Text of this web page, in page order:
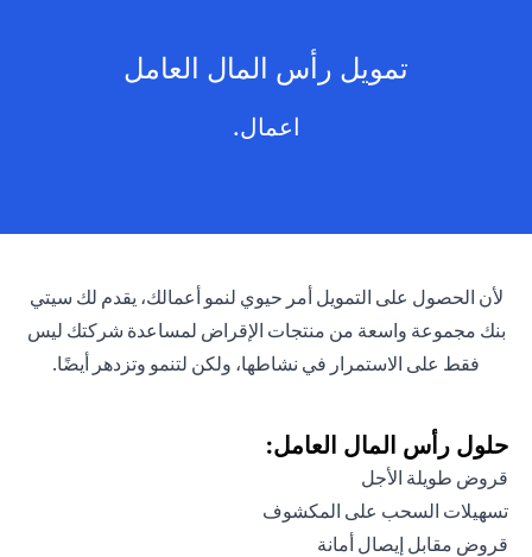
تمويل رأس المال العامل
اعمال.
لأن الحصول على التمويل أمر حيوي لنمو أعمالك، يقدم لك سيتي
بنك مجموعة واسعة من منتجات الإقراض لمساعدة شركتك ليس
فقط على الاستمرار في نشاطها، ولكن لتنمو وتزدهر أيضًا.
حلول رأس المال العامل:
قروض طويلة الأجل
تسهيلات السحب على المكشوف
قروض مقابل إيصال أمانة